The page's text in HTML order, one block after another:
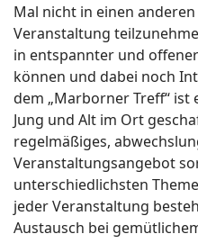
Mal nicht in einen
Veranstaltung
in entspannter und
können und dabei noch
dem „Marborner Treff“
Jung und Alt im Ort
regelmäßiges,
Veranstaltungsangebot
unterschiedlichsten
jeder Veranstaltung
Austausch bei
anzeigen